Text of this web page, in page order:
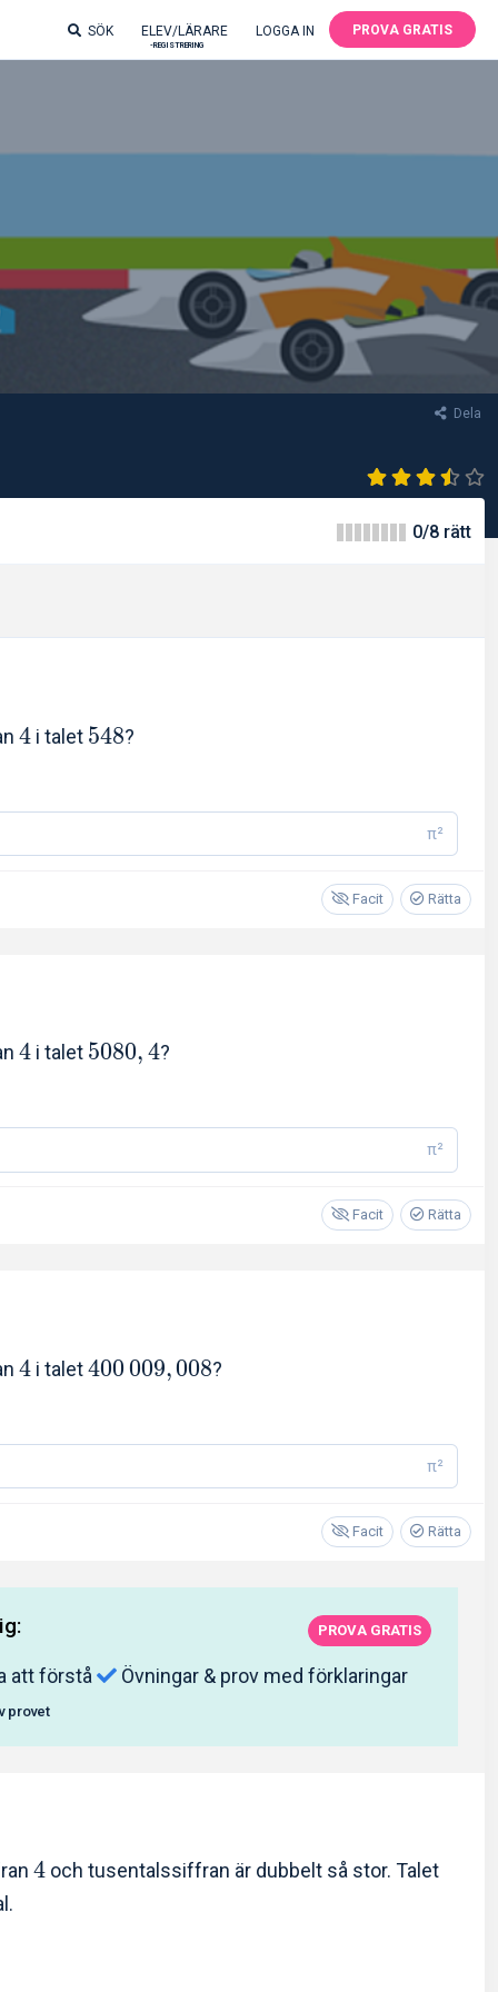
SÖK ELEV/LÄRARE
-REGISTRERING
LOGGA IN PROVA GRATIS
Dela
0/8 rätt
4 i talet 548?
π²
Rätta
Facit
4 i talet 5080,4?
π²
Rätta
Facit
4 i talet400009,008?
π²
Rätta
Facit
PROVA GRATIS
att förstå Övningar & prov med förklaringar
provet
4 och tusentalssiffran är dubbelt så stor. Talet